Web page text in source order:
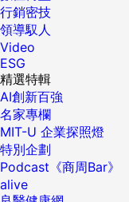
行銷密技
領導馭人
Video
ESG
精選特輯
AI創新百強
名家專欄
MIT-U 企業探照燈
特別企劃
Podcast《商周Bar》
alive